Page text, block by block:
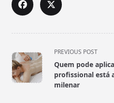
<span
class="nav-
subtitle
screen-
PREVIOUS POST
Quem pode
profissional está
milenar